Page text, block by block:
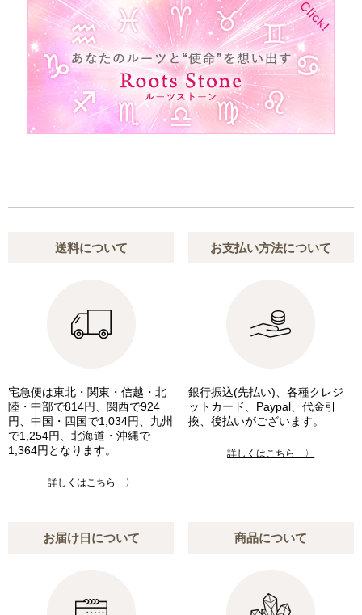
送料について
宅急便は東北・関東・信越・北
陸・中部で814円、関西で924
円、中国・四国で1,034円、九州
で1,254円、北海道・沖縄で
1,364円となります。
詳しくはこちら 〉
お支払い方法について
銀行振込(先払い)、各種クレジ
ットカード、Paypal、代金引
換、後払いがございます。
詳しくはこちら 〉
お届け日について 商品について